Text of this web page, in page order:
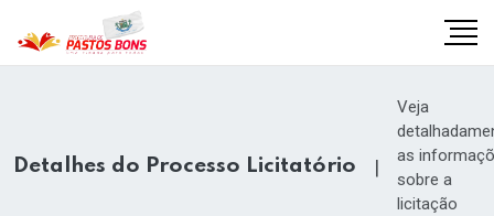
Detalhes do Processo Licitatório |
Veja
as
sobre a
licitação